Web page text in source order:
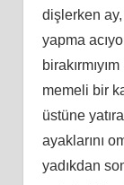
dişlerken ay,
yapma
memeli bir
üstüne
ayaklarını
yadıkdan